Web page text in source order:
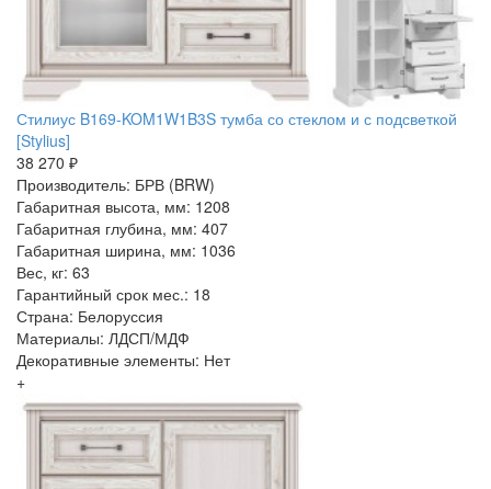
Стилиус B169-KOM1W1B3S тумба со стеклом и с подсветкой
[Stylius]
38 270 ₽
Производитель: БРВ (BRW)
Габаритная высота, мм: 1208
Габаритная глубина, мм: 407
Габаритная ширина, мм: 1036
Вес, кг: 63
Гарантийный срок мес.: 18
Страна: Белоруссия
Материалы: ЛДСП/МДФ
Декоративные элементы: Нет
+